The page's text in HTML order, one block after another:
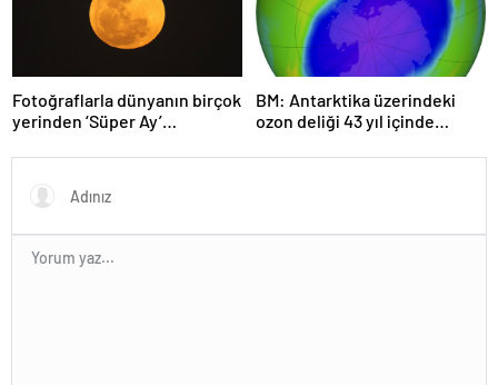
Fotoğraflarla dünyanın birçok
yerinden ‘Süper Ay’
BM: Antarktika üzerindeki
ozon deliği 43 yıl içinde